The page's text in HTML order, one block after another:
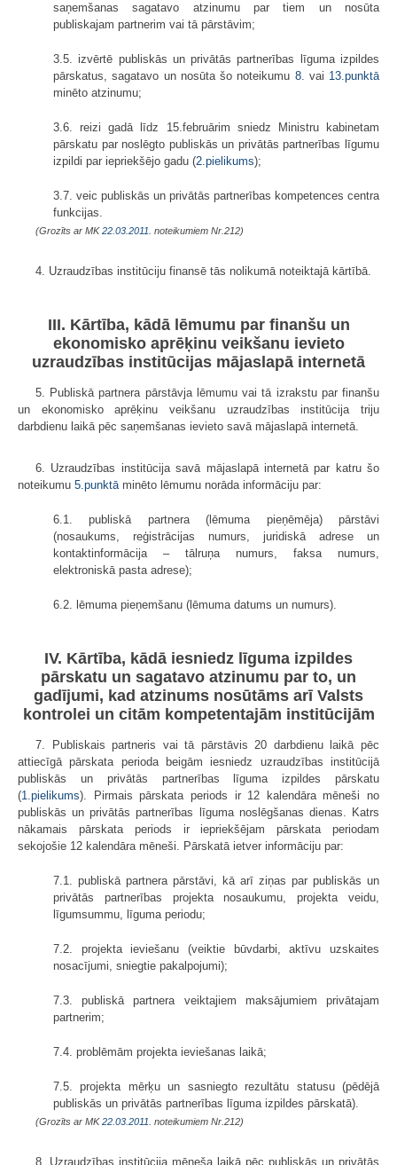
saņemšanas sagatavo atzinumu par tiem un nosūta
publiskajam partnerim vai tā pārstāvim;
3.5. izvērtē publiskās un privātās partnerības līguma izpildes
pārskatus, sagatavo un nosūta šo noteikumu 8. vai 13.punktā
minēto atzinumu;
3.6. reizi gadā līdz 15.februārim sniedz Ministru kabinetam
pārskatu par noslēgto publiskās un privātās partnerības līgumu
izpildi par iepriekšējo gadu (2.pielikums);
3.7. veic publiskās un privātās partnerības kompetences centra
funkcijas.
(Grozīts ar MK22.03.2011. noteikumiem Nr.212)
4. Uzraudzības institūciju finansē tās nolikumā noteiktajā kārtībā.
III. Kārtība, kādā lēmumu par finanšu un
ekonomisko aprēķinu veikšanu ievieto
uzraudzības institūcijas mājaslapā internetā
5. Publiskā partnera pārstāvja lēmumu vai tā izrakstu par finanšu
un ekonomisko aprēķinu veikšanu uzraudzības institūcija triju
darbdienu laikā pēc saņemšanas ievieto savā mājaslapā internetā.
6. Uzraudzības institūcija savā mājaslapā internetā par katru šo
noteikumu 5.punktā minēto lēmumu norāda informāciju par:
6.1. publiskā partnera (lēmuma pieņēmēja) pārstāvi
(nosaukums, reģistrācijas numurs, juridiskā adrese un
kontaktinformācija – tālruņa numurs, faksa numurs,
elektroniskā pasta adrese);
6.2. lēmuma pieņemšanu (lēmuma datums un numurs).
IV. Kārtība, kādā iesniedz līguma izpildes
pārskatu un sagatavo atzinumu par to, un
gadījumi, kad atzinums nosūtāms arī Valsts
kontrolei un citām kompetentajām institūcijām
7. Publiskais partneris vai tā pārstāvis 20 darbdienu laikā pēc
attiecīgā pārskata perioda beigām iesniedz uzraudzības institūcijā
publiskās un privātās partnerības līguma izpildes pārskatu
(1.pielikums). Pirmais pārskata periods ir 12 kalendāra mēneši no
publiskās un privātās partnerības līguma noslēgšanas dienas. Katrs
nākamais pārskata periods ir iepriekšējam pārskata periodam
sekojošie 12 kalendāra mēneši. Pārskatā ietver informāciju par:
7.1. publiskā partnera pārstāvi, kā arī ziņas par publiskās un
privātās partnerības projekta nosaukumu, projekta veidu,
līgumsummu, līguma periodu;
7.2. projekta ieviešanu (veiktie būvdarbi, aktīvu uzskaites
nosacījumi, sniegtie pakalpojumi);
7.3. publiskā partnera veiktajiem maksājumiem privātajam
partnerim;
7.4. problēmām projekta ieviešanas laikā;
7.5. projekta mērķu un sasniegto rezultātu statusu (pēdējā
publiskās un privātās partnerības līguma izpildes pārskatā).
(Grozīts ar MK22.03.2011. noteikumiem Nr.212)
8. Uzraudzības institūcija mēneša laikā pēc publiskās un privātās